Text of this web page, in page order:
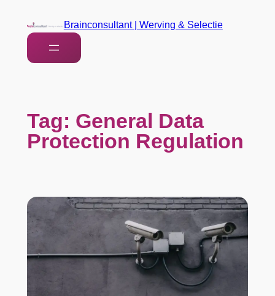
Brainconsultant | Werving & Selectie
Tag: General Data
Protection Regulation